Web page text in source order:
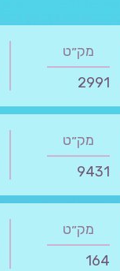
מק״ט
2991
מק״ט
9431
מק״ט
164